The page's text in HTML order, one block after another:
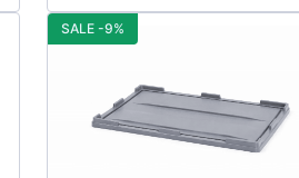
SALE -9%